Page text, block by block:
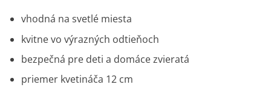
vhodná na svetlé miesta
kvitne vo výrazných odtieňoch
bezpečná pre deti a domáce zvieratá
priemer kvetináča 12 cm